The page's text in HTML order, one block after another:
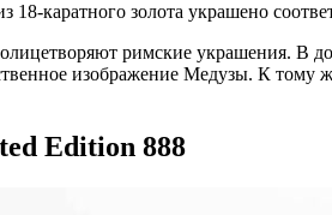
18-каратного золота украшено
римские украшения. В
изображение Медузы. К тому
Edition 888